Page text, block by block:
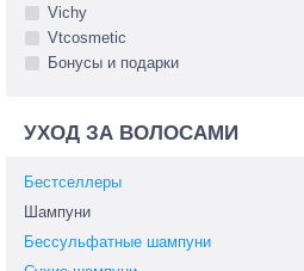
Vichy
Vtcosmetic
Бонусы и подарки
УХОД ЗА ВОЛОСАМИ
Бестселлеры
Шампуни
Бессульфатные шампуни